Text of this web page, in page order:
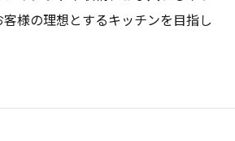
様の理想とするキッチンを目指し